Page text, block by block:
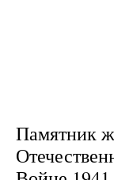
Памятник